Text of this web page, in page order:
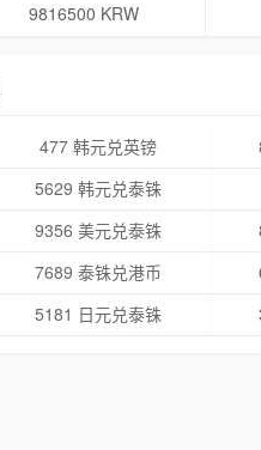
9816500 KRW
477 韩元兑英镑
5629 韩元兑泰铢
9356 美元兑泰铢
7689 泰铢兑港币
5181 日元兑泰铢